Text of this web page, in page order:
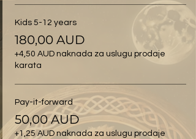
Kids 5-12 years
180,00 AUD
+4,50 AUD naknada za uslugu prodaje
karata
Pay-it-forward
50,00 AUD
+1,25 AUD naknada za uslugu prodaje